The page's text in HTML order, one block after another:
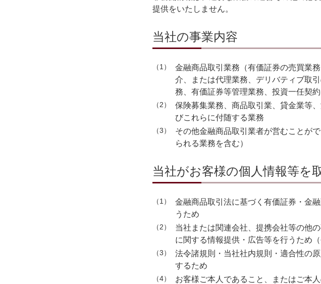
提供をいたしません。
当社の事業内容
1
金融商品取引業務（有価証券の売買業
介、または代理業務、デリバティブ取
務、有価証券等管理業務、投資一任契
2
保険募集業務、商品取引業、貸金業等
びこれらに付随する業務
3
その他金融商品取引業者が営むことが
られる業務を含む）
当社がお客様の個人情報等を
1
金融商品取引法に基づく有価証券・金
うため
2
当社または関連会社、提携会社等の他
に関する情報提供・広告等を行うため
3
法令諸規則・当社社内規則・適合性の
するため
4 お客様ご本人であること、またはご本